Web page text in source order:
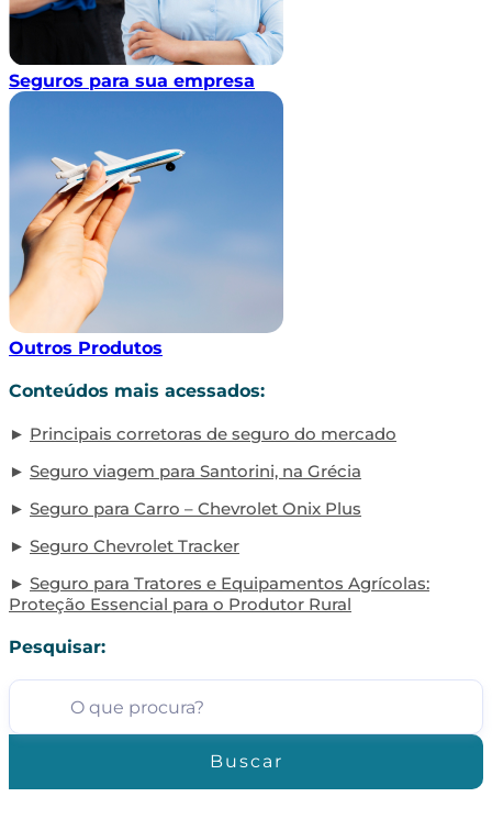
Seguros para sua empresa
Outros Produtos
Conteúdos mais acessados:
Principais corretoras de seguro do mercado
Seguro viagem para Santorini, na Grécia
Seguro para Carro – Chevrolet Onix Plus
Seguro Chevrolet Tracker
Seguro para Tratores e Equipamentos Agrícolas:
Proteção Essencial para o Produtor Rural
Pesquisar:
Buscar